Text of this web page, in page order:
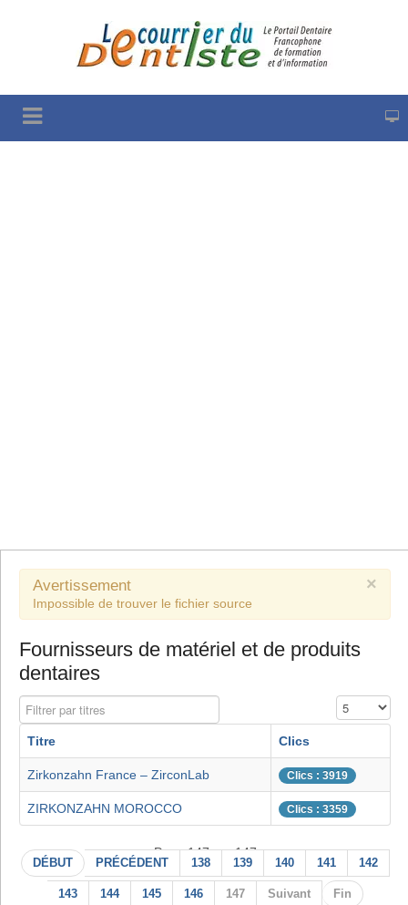
×
Avertissement
Impossible de trouver le fichier source
Fournisseurs de matériel et de produits
dentaires
Filtrer par titres Affichage #
Titre Clics
Zirkonzahn France – ZirconLab Clics : 3919
ZIRKONZAHN MOROCCO Clics : 3359
Page 147 sur 147
DÉBUT PRÉCÉDENT 138 139 140 141 142
143 144 145 146 147 Suivant Fin